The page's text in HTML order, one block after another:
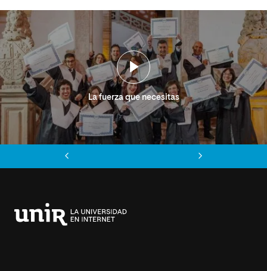
La fuerza que necesitas